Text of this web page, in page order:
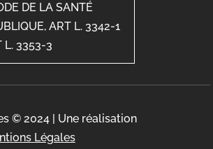
DE LA SANTÉ
ART L. 3342-1
L. 3353-3
© 2024 | Une réalisation
Légales